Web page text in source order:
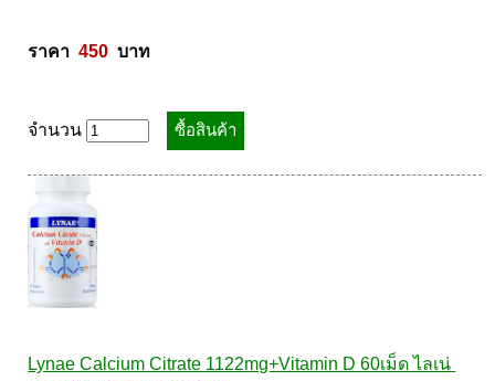
ราคา 450
  บาท
จำนวน
Lynae Calcium Citrate 1122mg+Vitamin D 60เม็ด ไลเน่